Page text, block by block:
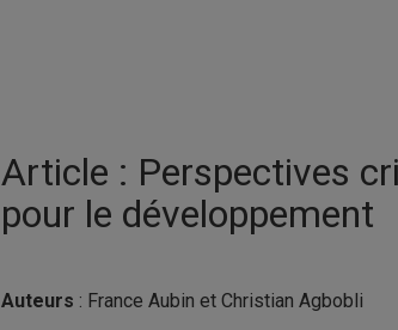
Article : Perspectives
pour le développement
Auteurs : France Aubin et Christian Agbobli